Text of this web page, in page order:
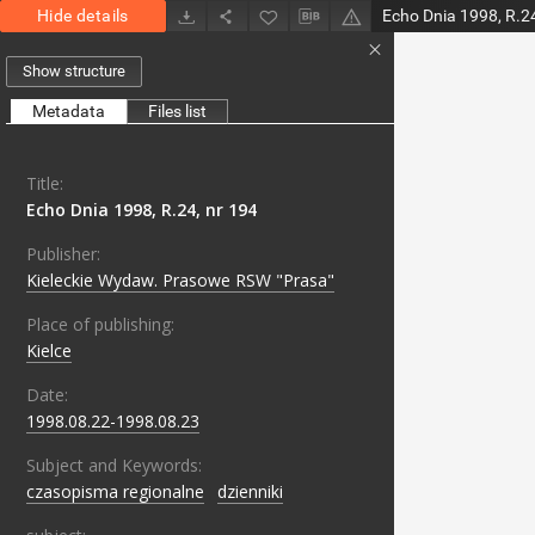
Hide details Echo Dnia 1998,
Show structure
Metadata Files list
Title:
Echo Dnia 1998, R.24, nr 194
Publisher:
Kieleckie Wydaw. Prasowe RSW "Prasa"
Place of publishing:
Kielce
Date:
1998.08.22-1998.08.23
Subject and Keywords:
czasopisma regionalne
dzienniki